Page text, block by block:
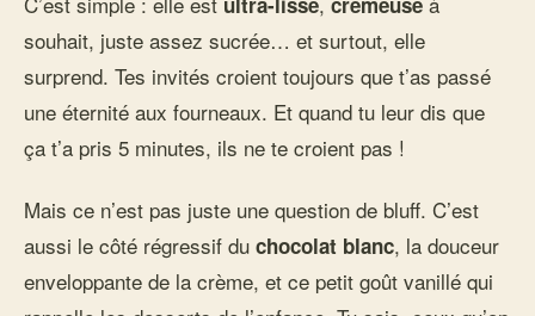
souhait, juste assez sucrée… et surtout, elle
surprend. Tes invités croient toujours que t’as passé
une éternité aux fourneaux. Et quand tu leur dis que
ça t’a pris 5 minutes, ils ne te croient pas !
Mais ce n’est pas juste une question de bluff. C’est
aussi le côté régressif du chocolat blanc, la douceur
enveloppante de la crème, et ce petit goût vanillé qui